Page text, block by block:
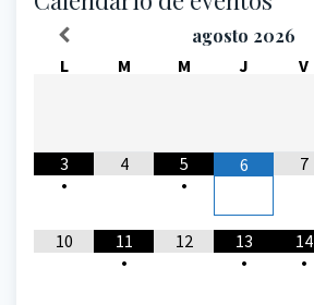
agosto 2026
L M M J V
3
•
4
5
•
6 7
10
11
•
12
13
•
14
•